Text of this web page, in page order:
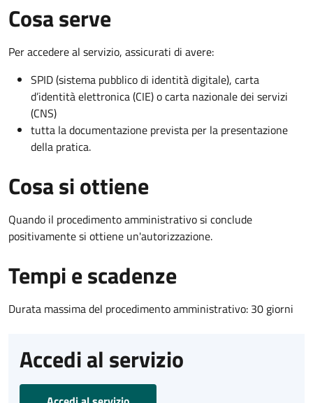
Cosa serve
Per accedere al servizio, assicurati di avere:
SPID (sistema pubblico di identità digitale), carta
d’identità elettronica (CIE) o carta nazionale dei servizi
(CNS)
tutta la documentazione prevista per la presentazione
della pratica.
Cosa si ottiene
Quando il procedimento amministrativo si conclude
positivamente si ottiene un'autorizzazione.
Tempi e scadenze
Durata massima del procedimento amministrativo: 30 giorni
Accedi al servizio